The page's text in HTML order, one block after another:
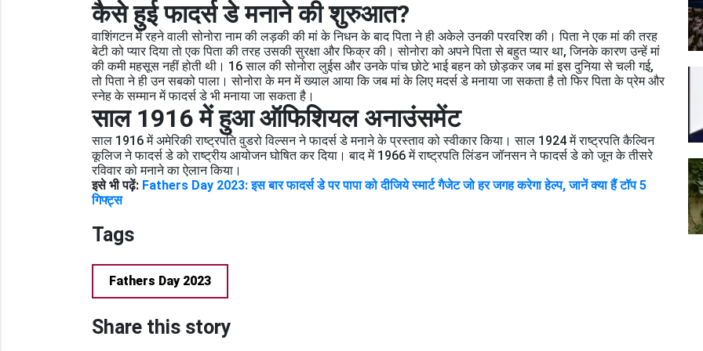
कैसे हुई फादर्स डे मनाने की शुरुआत?
वाशिंगटन में रहने वाली सोनोरा नाम की लड़की की मां के निधन के बाद पिता ने ही अकेले उनकी परवरिश की। पिता ने एक मां की तरह
बेटी को प्यार दिया तो एक पिता की तरह उसकी सुरक्षा और फिक्र की। सोनोरा को अपने पिता से बहुत प्यार था, जिनके कारण उन्हें मां
की कमी महसूस नहीं होती थी। 16 साल की सोनोरा लुईस और उनके पांच छोटे भाई बहन को छोड़कर जब मां इस दुनिया से चली गई,
तो पिता ने ही उन सबको पाला। सोनोरा के मन में ख्याल आया कि जब मां के लिए मदर्स डे मनाया जा सकता है तो फिर पिता के प्रेम और
स्नेह के सम्मान में फादर्स डे भी मनाया जा सकता है।
साल 1916 में हुआ ऑफिशियल अनाउंसमेंट
साल 1916 में अमेरिकी राष्ट्रपति वुडरो विल्सन ने फादर्स डे मनाने के प्रस्ताव को स्वीकार किया। साल 1924 में राष्ट्रपति कैल्विन
कूलिज ने फादर्स डे को राष्ट्रीय आयोजन घोषित कर दिया। बाद में 1966 में राष्ट्रपति लिंडन जॉनसन ने फादर्स डे को जून के तीसरे
रविवार को मनाने का ऐलान किया।
इसे भी पढ़ें: Fathers Day 2023: इस बार फादर्स डे पर पापा को दीजिये स्मार्ट गैजेट जो हर जगह करेगा हेल्प, जानें क्या हैं टॉप 5
गिफ्ट्स
Tags
Fathers Day 2023
Share this story